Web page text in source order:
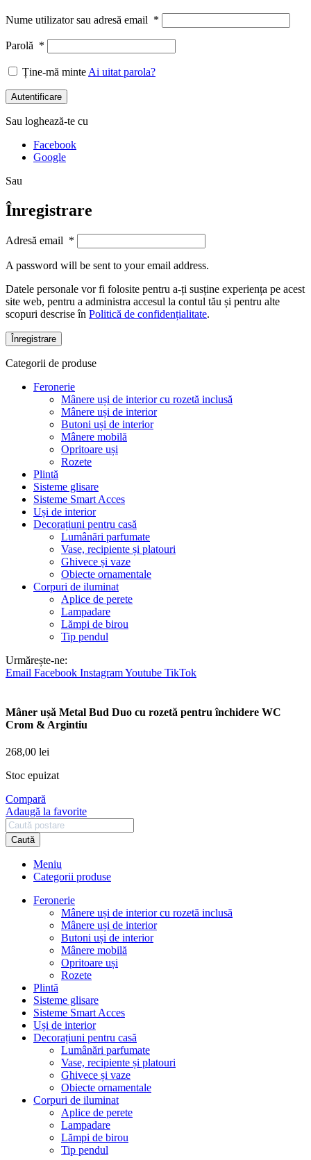
Nume utilizator sau adresă email *
Parolă *
Ține-mă minte Ai uitat parola?
Autentificare
Sau loghează-te cu
Facebook
Google
Sau
Înregistrare
Adresă email *
A password will be sent to your email address.
Datele personale vor fi folosite pentru a-ți susține experiența pe acest
site web, pentru a administra accesul la contul tău și pentru alte
scopuri descrise în Politică de confidențialitate.
Înregistrare
Categorii de produse
Feronerie
Mânere uși de interior cu rozetă inclusă
Mânere uși de interior
Butoni uși de interior
Mânere mobilă
Opritoare uși
Rozete
Plintă
Sisteme glisare
Sisteme Smart Acces
Uși de interior
Decorațiuni pentru casă
Lumânări parfumate
Vase, recipiente și platouri
Ghivece și vaze
Obiecte ornamentale
Corpuri de iluminat
Aplice de perete
Lampadare
Lămpi de birou
Tip pendul
Urmărește-ne:
Email Facebook InstagramYoutube TikTok
Mâner ușă Metal Bud Duo cu rozetă pentru închidere WC
Crom & Argintiu
268,00 lei
Stoc epuizat
Compară
Adaugă la favorite
Caută
Meniu
Categorii produse
Feronerie
Mânere uși de interior cu rozetă inclusă
Mânere uși de interior
Butoni uși de interior
Mânere mobilă
Opritoare uși
Rozete
Plintă
Sisteme glisare
Sisteme Smart Acces
Uși de interior
Decorațiuni pentru casă
Lumânări parfumate
Vase, recipiente și platouri
Ghivece și vaze
Obiecte ornamentale
Corpuri de iluminat
Aplice de perete
Lampadare
Lămpi de birou
Tip pendul